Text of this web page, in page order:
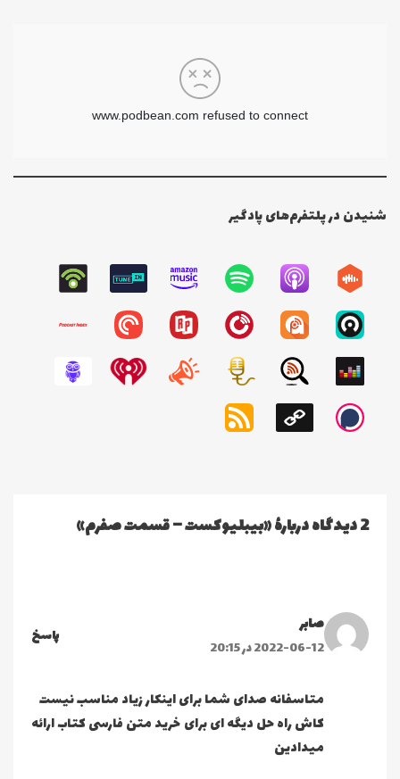
شنیدن در پلتفرم‌های پادگیر
2 دیدگاه دربارهٔ «بیبلیوکست – قسمت صفرم»
صابر
2022-06-12 در 20:15
پاسخ
متاسفانه صدای شما برای اینکار زیاد مناسب نیست
کاش راه حل دیگه ای برای خرید متن فارسی کتاب ارائه
میدادین